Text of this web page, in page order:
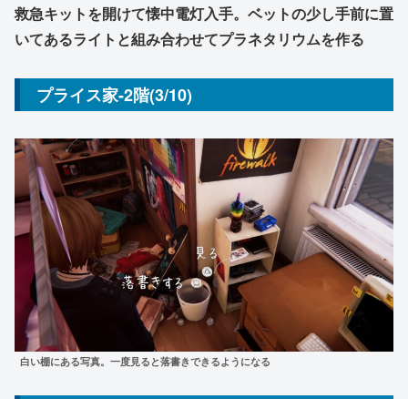
救急キットを開けて懐中電灯入手。ベットの少し手前に置
いてあるライトと組み合わせてプラネタリウムを作る
プライス家-2階(3/10)
白い棚にある写真。一度見ると落書きできるようになる